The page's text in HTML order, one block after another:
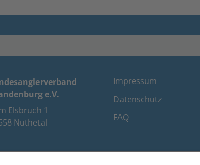
e.V.
Elsbruch 1
Nuthetal
Impressum
Datenschutz
FAQ